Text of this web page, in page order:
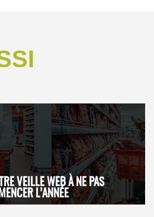
VEILLE WEB À NE PAS
L’ANNÉE